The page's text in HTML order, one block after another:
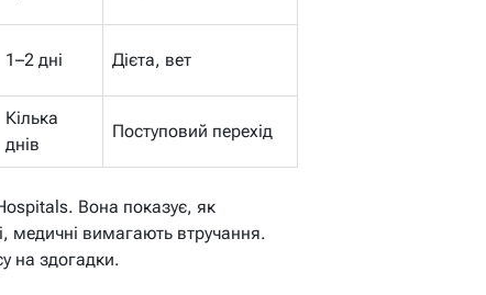
1–2 дні Дієта, вет
Кілька
днів
Поступовий перехід
Вона показує, як
медичні вимагають втручання.
на здогадки.